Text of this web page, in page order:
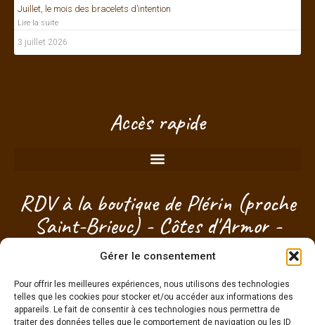
Gérer le consentement
Pour offrir les meilleures expériences, nous utilisons des technologies
telles que les cookies pour stocker et/ou accéder aux informations des
appareils. Le fait de consentir à ces technologies nous permettra de
traiter des données telles que le comportement de navigation ou les ID
Juillet, le mois des bracelets d’intention
Lire la suite
3 juillet 2026
Accès rapide
RDV à la boutique de Plérin (proche
Saint-Brieuc) - Côtes d'Armor -
Bretagne
Je choisis mon créneau pour passer sans
engagement !
Bonjour ! Je suis à votre écoute.